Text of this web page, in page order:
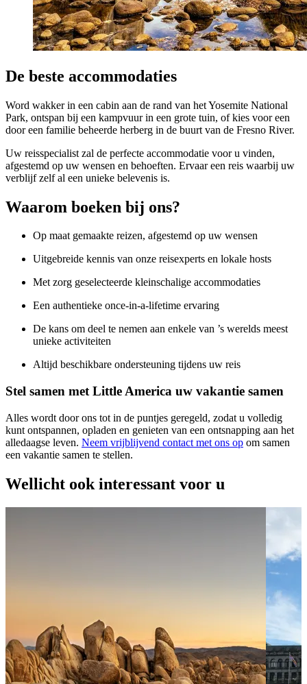
De beste accommodaties
Word wakker in een cabin aan de rand van het Yosemite National
Park, ontspan bij een kampvuur in een grote tuin, of kies voor een
door een familie beheerde herberg in de buurt van de Fresno River.
Uw reisspecialist zal de perfecte accommodatie voor u vinden,
afgestemd op uw wensen en behoeften. Ervaar een reis waarbij uw
verblijf zelf al een unieke belevenis is.
Waarom boeken bij ons?
Op maat gemaakte reizen, afgestemd op uw wensen
Uitgebreide kennis van onze reisexperts en lokale hosts
Met zorg geselecteerde kleinschalige accommodaties
Een authentieke once-in-a-lifetime ervaring
De kans om deel te nemen aan enkele van ’s werelds meest
unieke activiteiten
Altijd beschikbare ondersteuning tijdens uw reis
Stel samen met Little America uw vakantie samen
Alles wordt door ons tot in de puntjes geregeld, zodat u volledig
kunt ontspannen, opladen en genieten van een ontsnapping aan het
alledaagse leven. Neem vrijblijvend contact met ons op om samen
een vakantie samen te stellen.
Wellicht ook interessant voor u